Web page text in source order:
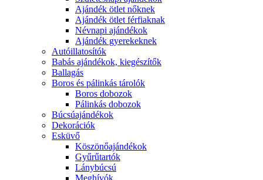
Ajándék ötlet nőknek
Ajándék ötlet férfiaknak
Névnapi ajándékok
Ajándék gyerekeknek
Autóillatosítók
Babás ajándékok, kiegészítők
Ballagás
Boros és pálinkás tárolók
Boros dobozok
Pálinkás dobozok
Búcsúajándékok
Dekorációk
Esküvő
Köszönőajándékok
Gyűrűtartók
Lánybúcsú
Meghívók